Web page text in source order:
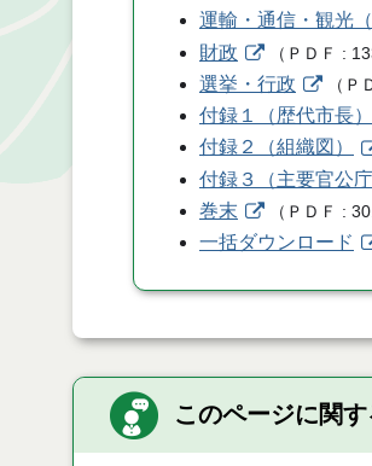
運輸・通信・観光
財政 （ ＰＤＦ
選挙・行政 （ Ｐ
付録１（歴代市長）
付録２（組織図）
付録３（主要官公庁
巻末 （ ＰＤＦ
一括ダウンロード
このページに関